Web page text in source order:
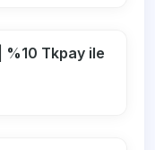
%10 Tkpay ile